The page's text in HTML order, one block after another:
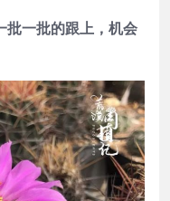
批一批的跟上，机会